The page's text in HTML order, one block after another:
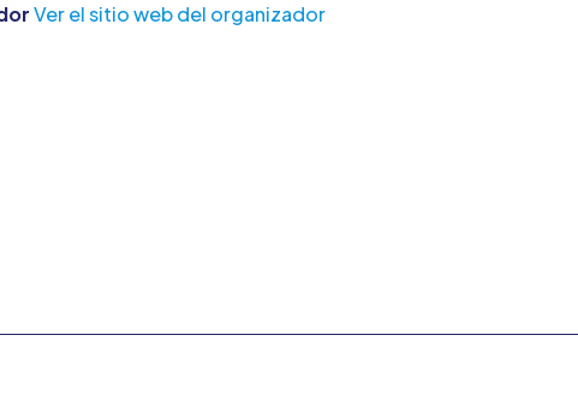
Ver el sitio web del organizador